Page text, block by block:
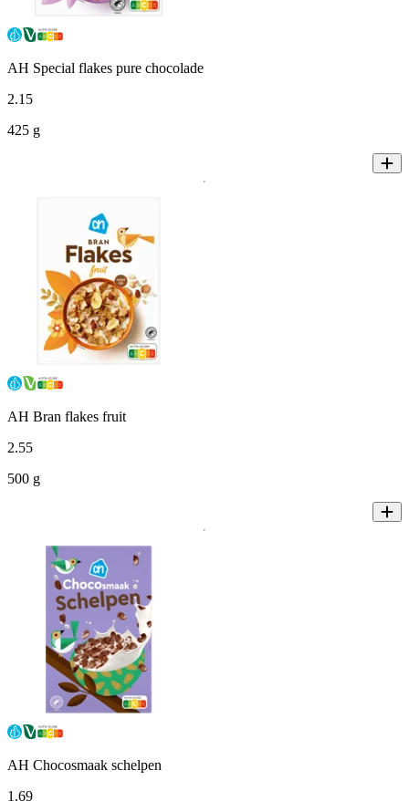
AH Special flakes pure chocolade
2.15
425 g
AH Bran flakes fruit
2.55
500 g
AH Chocosmaak schelpen
1 .69